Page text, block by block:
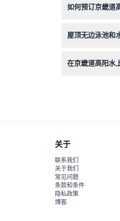
如何预订京畿道
屋顶无边泳池和
在京畿道高阳水
关于
联系我们
关于我们
常见问题
条款和条件
隐私政策
博客